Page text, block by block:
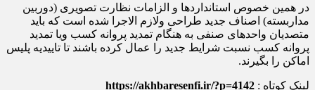
در همین خصوص استانداردها و الزامات نظارت تصویری (دوربین
مداربسته) اصناف جدید طراحی ولازم الاجرا شده است که باید
متصدیان واحدهای صنفی به هنگام تمدید پروانه کسب ویا تمدید
پروانه کسب نسبت شرایط جدید را عمال کرده باشند تا تاییدیه پلیس
اماکن را بگیرند.
لینک کوتاه : https://akhbaresenfi.ir/?p=4142